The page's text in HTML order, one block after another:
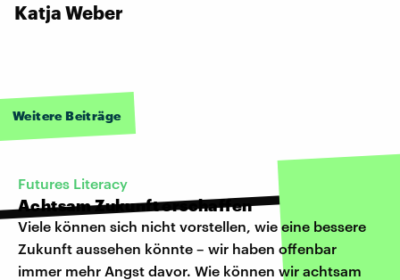
Katja Weber
Weitere Beiträge
Futures Literacy
Achtsam Zukunft erschaffen
Viele können sich nicht vorstellen, wie eine bessere
Zukunft aussehen könnte – wir haben offenbar
immer mehr Angst davor. Wie können wir achtsam